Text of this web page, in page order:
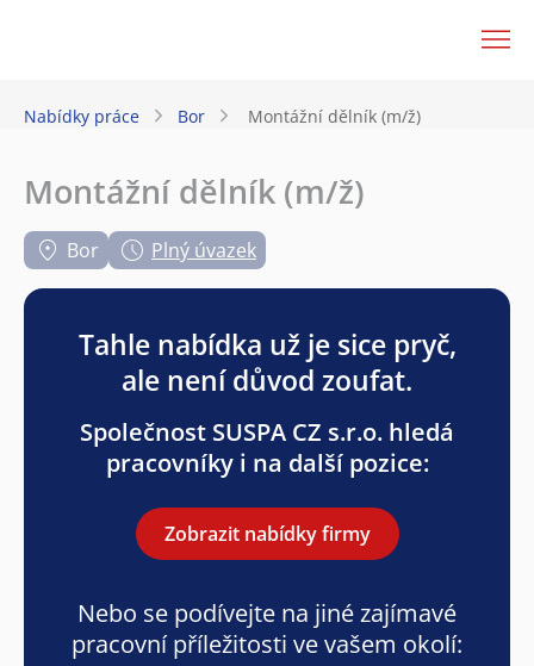
Nabídky práce Bor Montážní dělník (m/ž)
Montážní dělník (m/ž)
Bor Plný úvazek
Tahle nabídka už je sice pryč,
ale není důvod zoufat.
Společnost SUSPA CZ s.r.o. hledá
pracovníky i na další pozice:
Zobrazit nabídky firmy
Nebo se podívejte na jiné zajímavé
pracovní příležitosti ve vašem okolí: